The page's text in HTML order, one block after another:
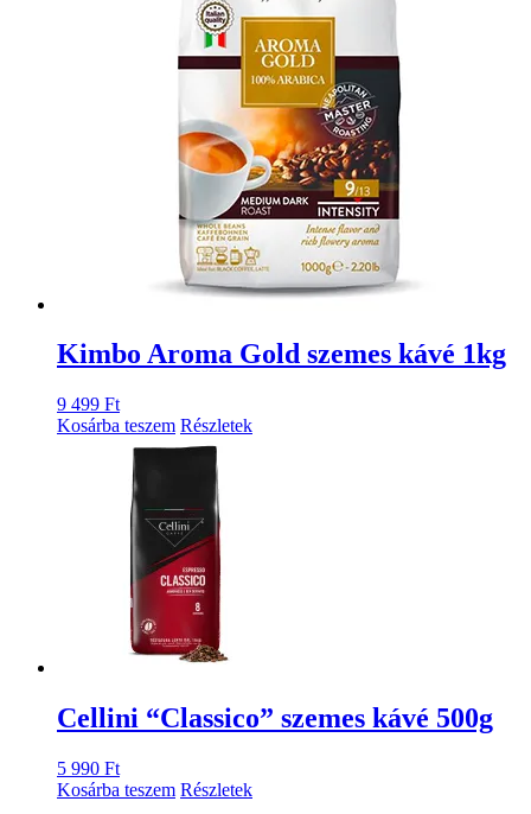
Kimbo Aroma Gold szemes kávé 1kg
9 499 Ft
Kosárba teszem Részletek
Cellini “Classico” szemes kávé 500g
5 990 Ft
Kosárba teszem Részletek